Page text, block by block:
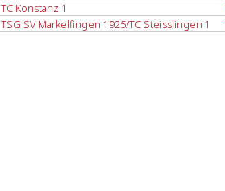
TC Konstanz 1
TSG SV Markelfingen 1925/TC Steisslingen 1